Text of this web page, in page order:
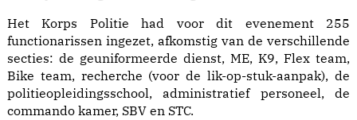
Het Korps Politie had voor dit evenement 255
functionarissen ingezet, afkomstig van de verschillende
secties: de geuniformeerde dienst, ME, K9, Flex team,
Bike team, recherche (voor de lik-op-stuk-aanpak), de
politieopleidingsschool, administratief personeel, de
commando kamer, SBV en STC.